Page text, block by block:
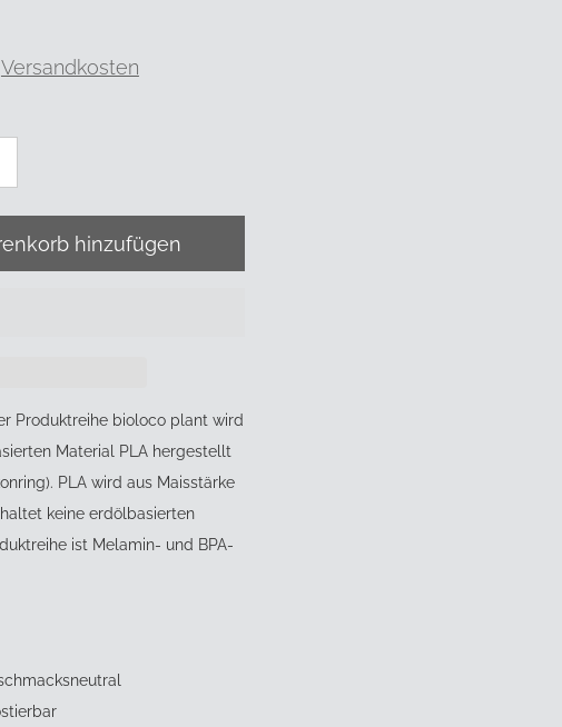
Versandkosten
Produktreihe bioloco plant wird
Material PLA hergestellt
PLA wird aus Maisstärke
keine erdölbasierten
ist Melamin- und BPA-